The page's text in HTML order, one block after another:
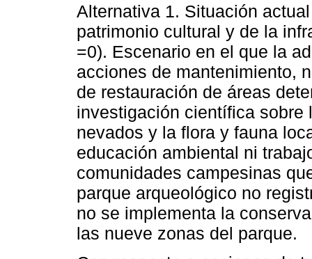
Alternativa 1. Situación
patrimonio cultural y de la
=0). Escenario en el que la
acciones de mantenimiento,
de restauración de áreas
investigación científica sobre
nevados y la flora y fauna
educación ambiental ni
comunidades campesinas
parque arqueológico no
no se implementa la
las nueve zonas del parque.